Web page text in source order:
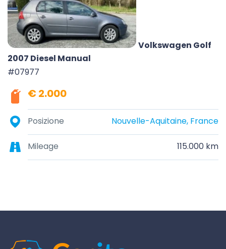
Volkswagen Golf
2007 Diesel Manual
#07977
€ 2.000
Posizione Nouvelle-Aquitaine, France
Mileage 115.000 km